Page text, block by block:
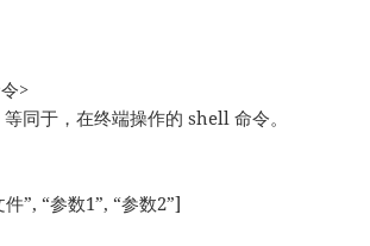
>
同于，在终端操作的 shell 命令。
”, “参数1”, “参数2”]